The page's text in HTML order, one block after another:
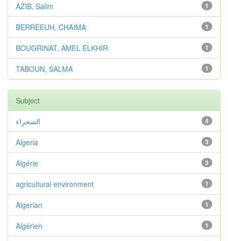
1
AZIB, Salim
1
BERREEUH, CHAIMA
1
BOUGRINAT, AMEL ELKHIR
1
TABOUN, SALMA
Subject
4 الصحراء
3
Algeria
3
Algérie
1
agricultural environment
1
Algerian
1
Algérien